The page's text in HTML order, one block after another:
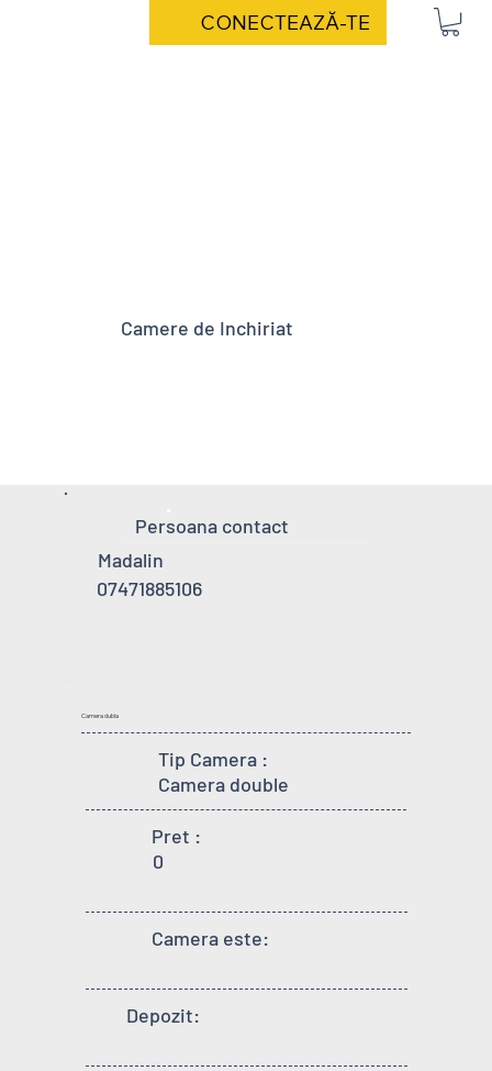
CONECTEAZĂ-TE
Camere de Inchiriat
Persoana contact
Madalin
07471885106
Camera dubla
Tip Camera :
Camera double
Pret :
0
Depozit:
Camera este: